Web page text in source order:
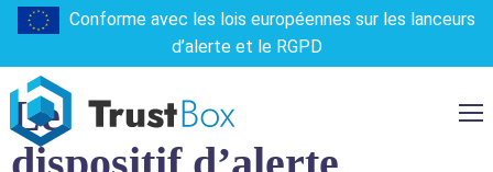
Conforme avec les lois européennes sur les lanceurs
d’alerte et le RGPD
DISPOSITIF D’ALERTE CONFORME À LA LOI
Le